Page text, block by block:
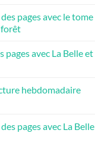
pages avec le tome
forêt
pages avec La Belle et
hebdomadaire
pages avec La Belle